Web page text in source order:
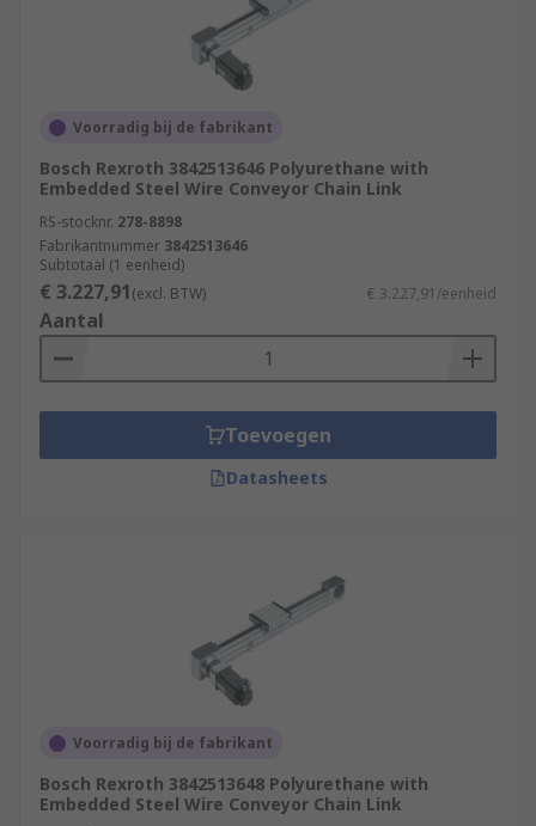
Voorradig bij de fabrikant
Bosch Rexroth 3842513646 Polyurethane with
Embedded Steel Wire Conveyor Chain Link
RS-stocknr. 278-8898
Fabrikantnummer 3842513646
Subtotaal (1 eenheid)
€ 3.227,91(excl. BTW) € 3.227,91/eenheid
Aantal
Toevoegen
Datasheets
Voorradig bij de fabrikant
Bosch Rexroth 3842513648 Polyurethane with
Embedded Steel Wire Conveyor Chain Link